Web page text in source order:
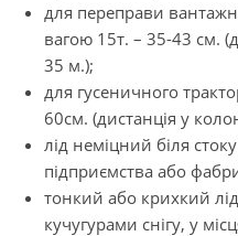
для переправи
вагою 15т. – 35-43 см.
35 м.);
для гусеничного
60см. (дистанція у
лід неміцний біля
підприємства або
тонкий або крихкий
кучугурами снігу, у